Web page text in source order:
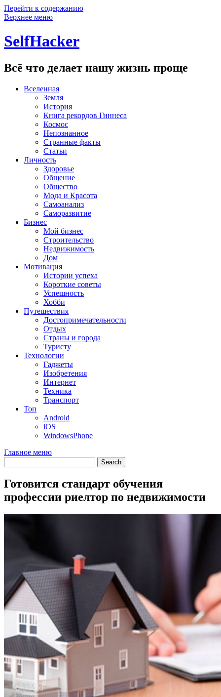
Перейти к содержанию
Верхнее меню
SelfHacker
Всё что делает нашу жизнь проще
Вселенная
Земля
История
Книга рекордов Гиннеса
Космос
Непознанное
Странные факты
Статьи
Личность
Здоровье
Общение
Общество
Мода и Красота
Самоанализ
Саморазвитие
Бизнес
Мой бизнес
Строительство
Недвижимость
Дом
Мотивация
Истории успеха
Короткие советы
Успешность
Хобби
Путешествия
Достопримечательности
Отдых
Страны и города
Туристу
Технологии
Гаджеты
Изобретения
Интернет
Техника
Транспорт
Топ
Android
iOS
WindowsPhone
Главное меню
Готовится стандарт обучения
профессии риелтор по недвижимости